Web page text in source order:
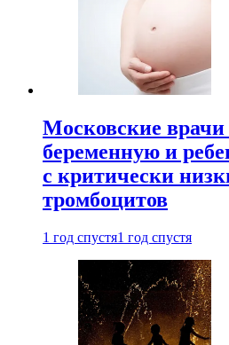
Московские врачи
беременную и
с критически
тромбоцитов
1 год спустя1 год спустя